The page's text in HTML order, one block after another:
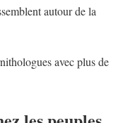
autour de la
avec plus de